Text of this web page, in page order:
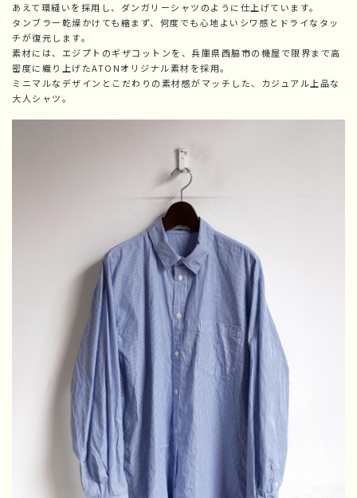
あえて環縫いを採用し、ダンガリーシャツのように仕上げています。
タンブラー乾燥かけても縮まず、何度でも心地よいシワ感とドライなタッ
チが復元します。
素材には、エジプトのギザコットンを、兵庫県西脇市の機屋で限界まで高
密度に織り上げたATONオリジナル素材を採用。
ミニマルなデザインとこだわりの素材感がマッチした、カジュアル上品な
大人シャツ。